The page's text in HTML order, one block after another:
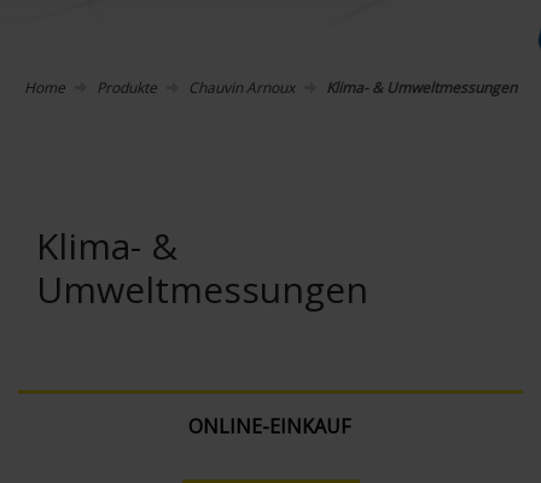
Home Produkte Chauvin Arnoux Klima- & Umweltmessungen
Klima- &
Umweltmessungen
ONLINE-EINKAUF